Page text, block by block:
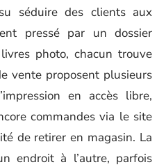
séduire des clients aux
pressé par un dossier
photo, chacun trouve
vente proposent plusieurs
en accès libre,
commandes via le site
de retirer en magasin. La
endroit à l’autre, parfois